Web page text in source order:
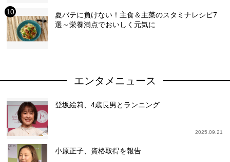
夏バテに負けない！主食＆主菜のスタミナレシピ7
選～栄養満点でおいしく元気に
エンタメニュース
登坂絵莉、4歳長男とランニング
2025.09.21
小原正子、資格取得を報告